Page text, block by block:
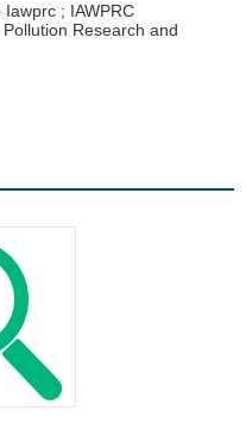
Iawprc ; IAWPRC
Research and